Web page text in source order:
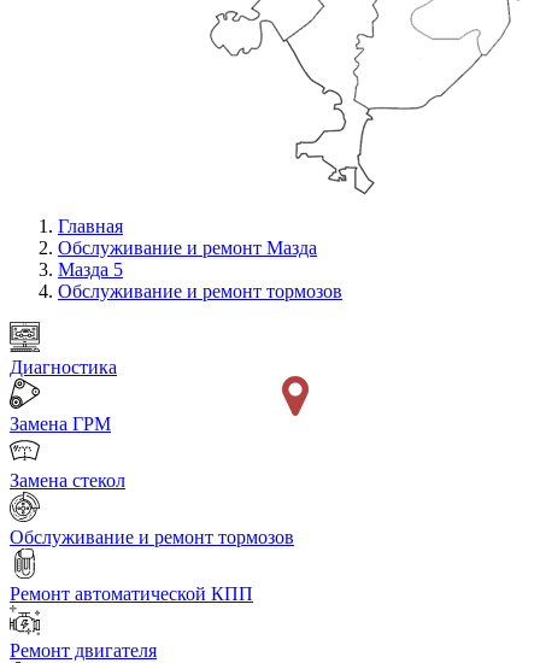
Главная
Обслуживание и ремонт Мазда
Мазда 5
Обслуживание и ремонт тормозов
Диагностика
Замена ГРМ
Замена стекол
Обслуживание и ремонт тормозов
Ремонт автоматической КПП
Ремонт двигателя